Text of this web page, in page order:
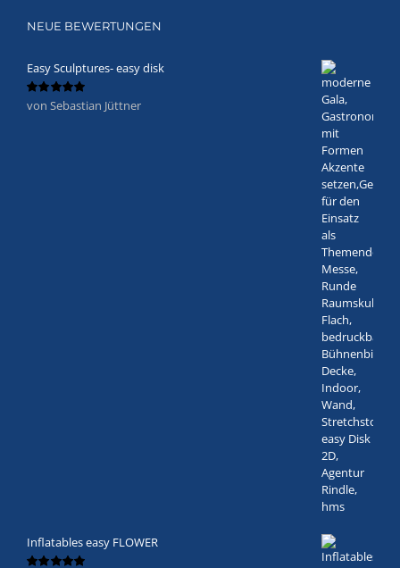
NEUE BEWERTUNGEN
Easy Sculptures- easy disk
Bewertet
von Sebastian Jüttner
Inflatables easy FLOWER